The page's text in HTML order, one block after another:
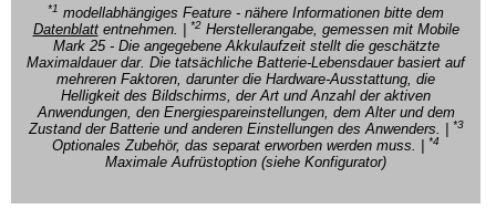
*1 modellabhängiges Feature - nähere Informationen bitte dem
Datenblattentnehmen. | *2Herstellerangabe, gemessen mit Mobile
Mark 25 - Die angegebene Akkulaufzeit stellt die geschätzte
Maximaldauer dar. Die tatsächliche Batterie-Lebensdauer basiert auf
mehreren Faktoren, darunter die Hardware-Ausstattung, die
Helligkeit des Bildschirms, der Art und Anzahl der aktiven
Anwendungen, den Energiespareinstellungen, dem Alter und dem
Zustand der Batterie und anderen Einstellungen des Anwenders. | *3
Optionales Zubehör, das separat erworben werden muss. | *4
Maximale Aufrüstoption (siehe Konfigurator)